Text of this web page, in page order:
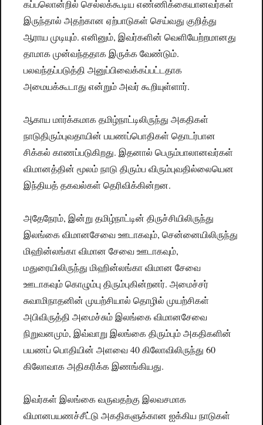
கப்பலொன்றில் செல்லக்கூடிய எண்ணிக்கையானவர்கள்
இருந்தால் அதற்கான ஏற்பாடுகள் செய்வது குறித்து
ஆராய முடியும். எனினும், இவர்களின் வெளியேற்றமானது
தாமாக முன்வந்ததாக இருக்க வேண்டும்.
பலவந்தப்படுத்தி அனுப்பிவைக்கப்பட்டதாக
அமையக்கூடாது என்றும் அவர் கூறியுள்ளார்.
ஆகாய மார்க்கமாக தமிழ்நாட்டிலிருந்து அகதிகள்
நாடுதிரும்புவதாயின் பயணப்பொதிகள் தொடர்பான
சிக்கல் காணப்படுகிறது. இதனால் பெரும்பாலானவர்கள்
விமானத்தின் மூலம் நாடு திரும்ப விரும்புவதில்லையென
இந்தியத் தகவல்கள் தெரிவிக்கின்றன.
அதேநேரம், இன்று தமிழ்நாட்டின் திருச்சியிலிருந்து
இலங்கை விமானசேவை ஊடாகவும், சென்னையிலிருந்து
மிஹின்லங்கா விமான சேவை ஊடாகவும்,
மதுரையிலிருந்து மிஹின்லங்கா விமான சேவை
ஊடாகவும் கொழும்பு திரும்புகின்றனர். அமைச்சர்
சுவாமிநாதனின் முயற்சியால் தொழில் முயற்சிகள்
அபிவிருத்தி அமைச்சும் இலங்கை விமானசேவை
நிறுவனமும், இவ்வாறு இலங்கை திரும்பும் அகதிகளின்
பயணப் பொதியின் அளவை 40 கிலோவிலிருந்து 60
கிலோவாக அதிகரிக்க இணங்கியது.
இவர்கள் இலங்கை வருவதற்கு இலவசமாக
விமானபயணச்சீட்டு அகதிகளுக்கான ஐக்கிய நாடுகள்